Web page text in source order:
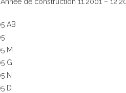
de construction 11.2001 –
AB
M
G
N
D